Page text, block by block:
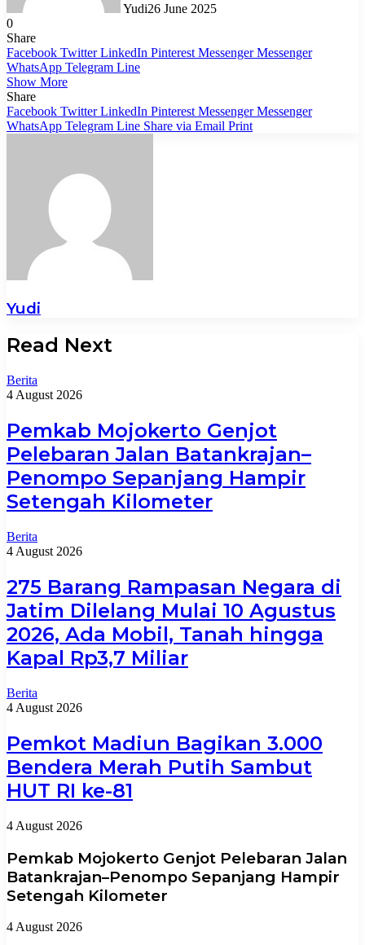
Yudi26 June 2025
0
Share
Facebook Twitter LinkedIn Pinterest Messenger Messenger
WhatsApp Telegram Line
Show More
Share
Facebook Twitter LinkedIn Pinterest Messenger Messenger
WhatsApp Telegram Line Share via Email Print
Yudi
Read Next
Berita
4 August 2026
Pemkab Mojokerto Genjot
Pelebaran Jalan Batankrajan–
Penompo Sepanjang Hampir
Setengah Kilometer
Berita
4 August 2026
275 Barang Rampasan Negara di
Jatim Dilelang Mulai 10 Agustus
2026, Ada Mobil, Tanah hingga
Kapal Rp3,7 Miliar
Berita
4 August 2026
Pemkot Madiun Bagikan 3.000
Bendera Merah Putih Sambut
HUT RI ke-81
4 August 2026
Pemkab Mojokerto Genjot Pelebaran Jalan
Batankrajan–Penompo Sepanjang Hampir
Setengah Kilometer
4 August 2026